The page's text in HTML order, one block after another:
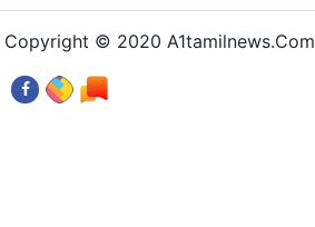
Copyright © 2020 A1tamilnews.Com